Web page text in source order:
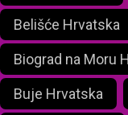
Belišće Hrvatska
Biograd na Moru
Buje Hrvatska